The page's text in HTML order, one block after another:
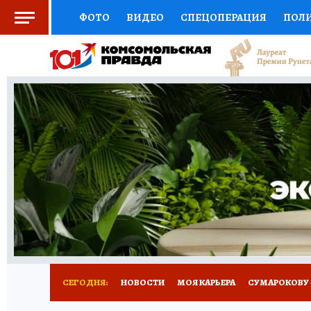
ФОТО ВИДЕО СПЕЦОПЕРАЦИЯ
СОЦПОДДЕРЖКА НАУКА АФИША
ВЫБОР ЭКСПЕРТОВ ДОКТОР
КНИЖНАЯ ПОЛКА ПРОГНОЗЫ НА СПОРТ
ПРЕСС-ЦЕНТР НЕДВИЖИМОСТЬ
РАДИО КП РЕКЛАМА ТЕСТЫ НОВОЕ
СЕГОДНЯ: НОВОСТИ МОЯ КАРЬЕРА СУМАРОКОВУ